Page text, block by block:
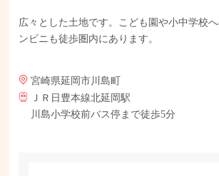
広々とした土地です。こども園や小中学校
ンビニも徒歩圏内にあります。
宮崎県延岡市川島町
ＪＲ日豊本線北延岡駅
川島小学校前バス停まで徒歩5分